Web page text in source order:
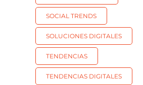
SOCIAL TRENDS
SOLUCIONES DIGITALES
TENDENCIAS
TENDENCIAS DIGITALES